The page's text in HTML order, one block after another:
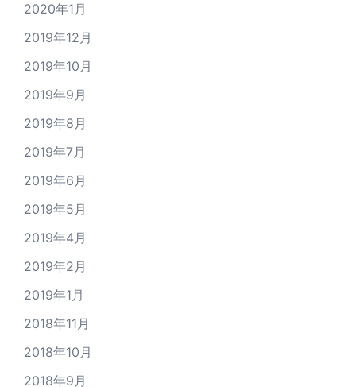
2020年1月
2019年12月
2019年10月
2019年9月
2019年8月
2019年7月
2019年6月
2019年5月
2019年4月
2019年2月
2019年1月
2018年11月
2018年10月
2018年9月